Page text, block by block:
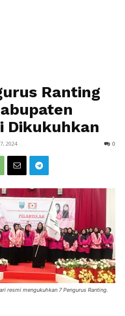
Ranting
Dikukuhkan
2024 0
resmi mengukuhkan 7 Pengurus Ranting.